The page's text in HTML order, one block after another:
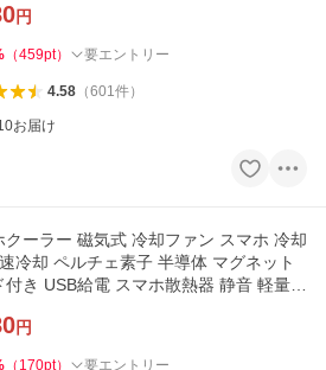
円
（459pt） 要エントリー
4.58（601件）
お届け
クーラー 磁気式 冷却ファン スマホ 冷却
冷却 ペルチェ素子 半導体 マグネット
付き USB給電 スマホ散熱器 静音 軽量
円
（ 170pt） 要エントリー